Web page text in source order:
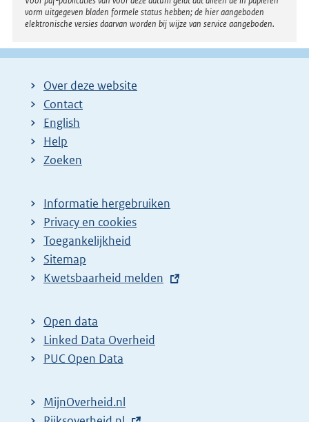
vorm uitgegeven bladen formele status hebben; de hier aangeboden
elektronische versies daarvan worden bij wijze van service aangeboden.
Over deze website
Contact
English
Help
Zoeken
Informatie hergebruiken
Privacy en cookies
Toegankelijkheid
Sitemap
E
t
e
r
l
Kwetsbaarheid melden
Open data
Linked Data Overheid
PUC Open Data
MijnOverheid.nl